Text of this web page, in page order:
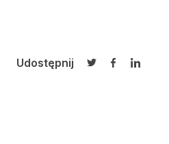
Udostępnij
Udostępnij na
Udostępnij